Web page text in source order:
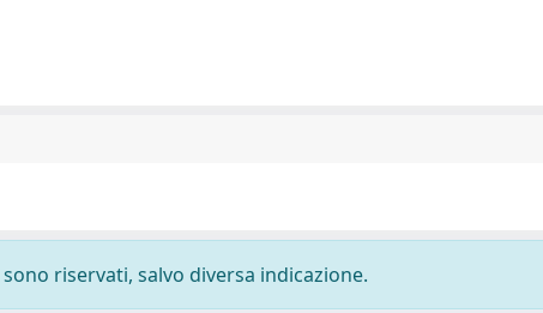
riservati, salvo diversa indicazione.